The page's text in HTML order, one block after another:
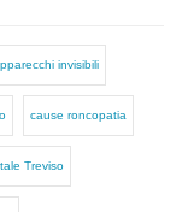
invisibili
cause roncopatia
Treviso